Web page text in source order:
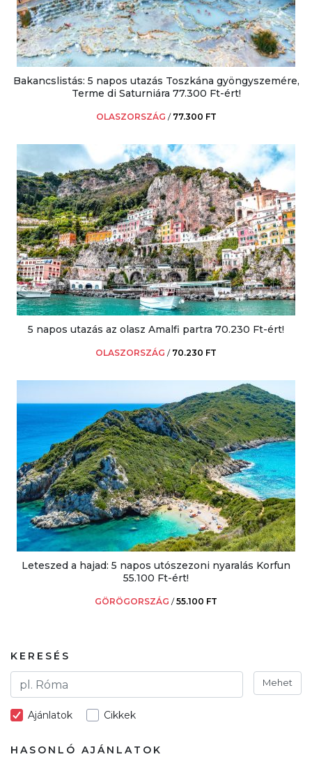
Bakancslistás: 5 napos utazás Toszkána gyöngyszemére,
Terme di Saturniára 77.300 Ft-ért!
OLASZORSZÁG / 77.300 FT
5 napos utazás az olasz Amalfi partra 70.230 Ft-ért!
OLASZORSZÁG / 70.230 FT
Leteszed a hajad: 5 napos utószezoni nyaralás Korfun
55.100 Ft-ért!
GÖRÖGORSZÁG /55.100 FT
KERESÉS
Mehet
Ajánlatok Cikkek
HASONLÓ AJÁNLATOK